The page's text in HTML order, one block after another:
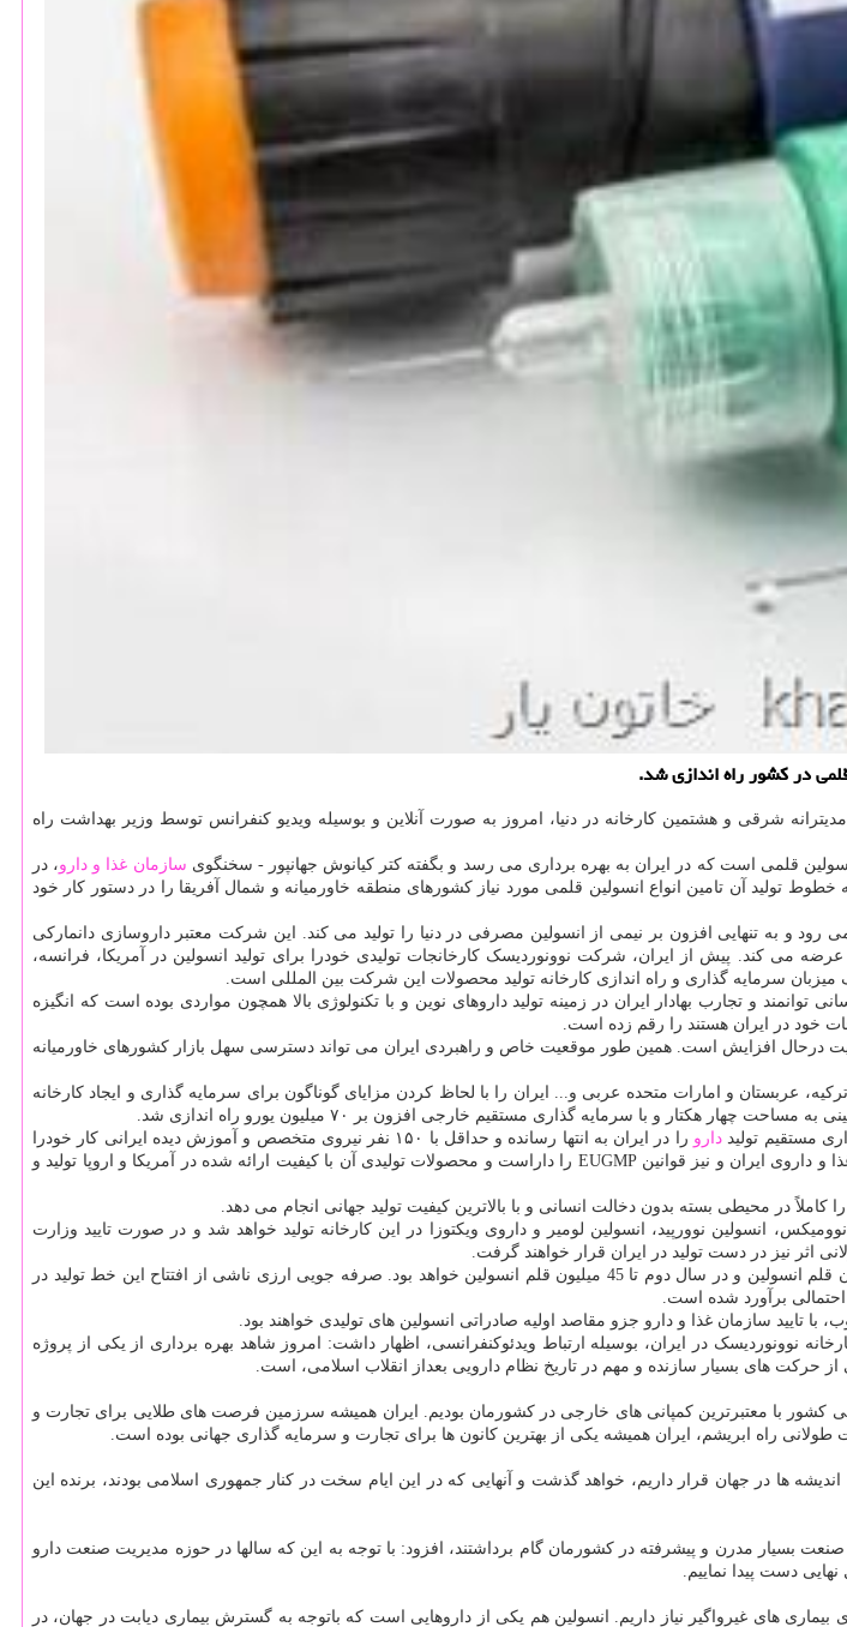
در كشور راه اندازی شد.
شرقی و هشتمین کارخانه در دنیا، امروز به صورت آنلاین و بوسیله ویدیو کنفرانس توسط وزیر بهداشت راه
قلمی است که در ایران به بهره برداری می رسد و بگفته کتر کیانوش جهانپور - سخنگوی سازمان غذا و دارو، در
کند و با توسعه خطوط تولید آن تامین انواع انسولین قلمی مورد نیاز کشورهای منطقه خاورمیانه و شمال آفریقا را در دستور کار خود
و به تنهایی افزون بر نیمی از انسولین مصرفی در دنیا را تولید می کند. این شرکت معتبر داروسازی دانمارکی
قرن پیش فعالیت خودرا آغاز نموده و محصولات تولیدی خودرا امروز در بیش از ۱۷۰ کشور عرضه می کند. پیش از ایران، شرکت نوونوردیسک کارخانجات تولیدی خودرا برای تولید انسولین در آمریکا، فرانسه،
سرمایه گذاری و راه اندازی کارخانه تولید محصولات این شرکت بین المللی است.
و تجارب بهادار ایران در زمینه تولید داروهای نوین و با تکنولوژی بالا همچون مواردی بوده است که انگیزه
خود در ایران هستند را رقم زده است.
به اذعان مسئولان این جمعیت درحال افزایش است. همین طور موقعیت خاص و راهبردی ایران می تواند دسترسی سهل بازار کشورهای خاورمیانه
عربستان و امارات متحده عربی و... ایران را با لحاظ کردن مزایای گوناگون برای سرمایه گذاری و ایجاد کارخانه
و با سرمایه گذاری مستقیم خارجی افزون بر ۷۰ میلیون یورو راه اندازی شد.
مستقیم تولید دارو
را در ایران به انتها رسانده و حداقل با ۱۵۰ نفر نیروی متخصص و آموزش دیده ایرانی کار خودرا
آغاز نموده است. از نظر کنترل کیفیت این شرکت تمامی الزامات کنترل کیفی وزارت بهداشت و سازمان غذا و داروی ایران و نیز قوانین EUGMP را داراست و محصولات تولیدی آن با کیفیت ارائه شده در آمریکا و اروپا تولید و
کاملاً در محیطی بسته بدون دخالت انسانی و با بالاترین کیفیت تولید جهانی انجام می دهد.
انسولین نوورپید، انسولین لومیر و داروی ویکتوزا در این کارخانه تولید خواهد شد و در صورت تایید وزارت
اثر نیز در دست تولید در ایران قرار خواهند گرفت.
بنابر اطلاعات موجود، ظرفیت تولید کارخانه نوونوردیسک پارس در سال اول بعد از افتتاح بیش از ۲۵ میلیون قلم انسولین و در سال دوم تا 45 میلیون قلم انسولین خواهد بود. صرفه جویی ارزی ناشی از افتتاح این خط تولید در
تایید سازمان غذا و دارو جزو مقاصد اولیه صادراتی انسولین های تولیدی خواهند بود.
نوونوردیسک در ایران، بوسیله ارتباط ویدئوکنفرانسی، اظهار داشت: امروز شاهد بهره برداری از یکی از پروژه
حرکت های بسیار سازنده و مهم در تاریخ نظام دارویی بعداز انقلاب اسلامی، است.
با معتبرترین کمپانی های خارجی در کشورمان بودیم. ایران همیشه سرزمین فرصت های طلایی برای تجارت و
راه ابریشم، ایران همیشه یکی از بهترین کانون ها برای تجارت و سرمایه گذاری جهانی بوده است.
ها در جهان قرار داریم، خواهد گذشت و آنهایی که در این ایام سخت در کنار جمهوری اسلامی بودند، برنده این
بسیار مدرن و پیشرفته در کشورمان گام برداشتند، افزود: با توجه به این که سالها در حوزه مدیریت صنعت دارو
دست پیدا نماییم.
های غیرواگیر نیاز داریم. انسولین هم یکی از داروهایی است که باتوجه به گسترش بیماری دیابت در جهان، در